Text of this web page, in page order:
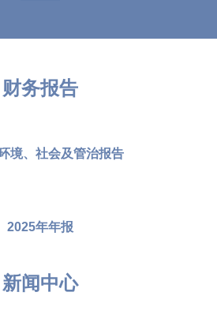
财务报告
境、社会及管治报告
2025年年报
新闻中心